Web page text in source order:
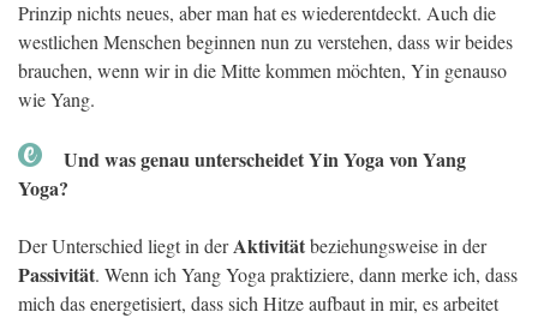
Prinzip nichts neues, aber man hat es wiederentdeckt. Auch die
westlichen Menschen beginnen nun zu verstehen, dass wir beides
brauchen, wenn wir in die Mitte kommen möchten, Yin genauso
wie Yang.
Und was genau unterscheidet Yin Yoga von Yang
Yoga?
Der Unterschied liegt in derAktivitätbeziehungsweise in der
Passivität. Wenn ich Yang Yoga praktiziere, dann merke ich, dass
mich das energetisiert, dass sich Hitze aufbaut in mir, es arbeitet